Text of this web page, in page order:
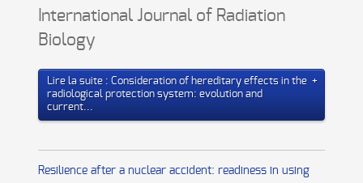
International Journal of Radiation
Biology
Lire la suite : Consideration of hereditary effects in the
radiological protection system: evolution and
current...
Resilience after a nuclear accident: readiness in using